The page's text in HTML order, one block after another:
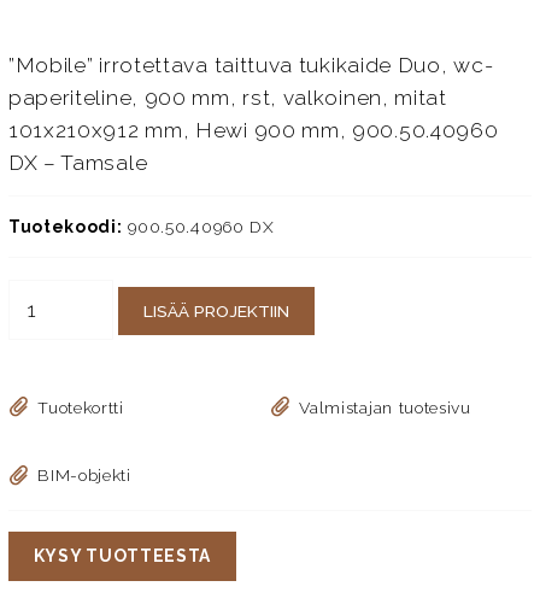
”Mobile” irrotettava taittuva tukikaide Duo, wc-
paperiteline, 900 mm, rst, valkoinen, mitat
101x210x912 mm, Hewi 900 mm, 900.50.40960
DX – Tamsale
Tuotekoodi: 900.50.40960 DX
LISÄÄ PROJEKTIIN
Tuotekortti Valmistajan tuotesivu
BIM-objekti
KYSY TUOTTEESTA